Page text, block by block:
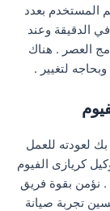
المستخدم بعدد
مثلاً . 800 لفة او 1000 لفة في الدقيقة وعند
العصر . هناك
لتغيير .
لعودته للعمل
كريازى الفيوم
نؤمن بقوة فريق
تجربة صيانة